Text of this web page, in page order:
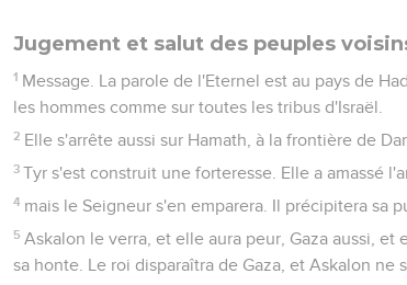
Jugement et salut des peuples
1 Message. La parole de l'Eternel est au pays de
les hommes comme sur toutes les tribus d'Israël.
2 Elle s'arrête aussi sur Hamath, à la frontière de
3 Tyr s'est construit une forteresse. Elle a amassé
4 mais le Seigneur s'en emparera. Il précipitera sa
5 Askalon le verra, et elle aura peur, Gaza aussi, et
sa honte. Le roi disparaîtra de Gaza, et Askalon ne